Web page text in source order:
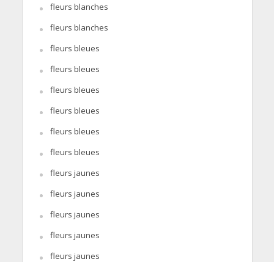
fleurs blanches
fleurs blanches
fleurs bleues
fleurs bleues
fleurs bleues
fleurs bleues
fleurs bleues
fleurs bleues
fleurs jaunes
fleurs jaunes
fleurs jaunes
fleurs jaunes
fleurs jaunes